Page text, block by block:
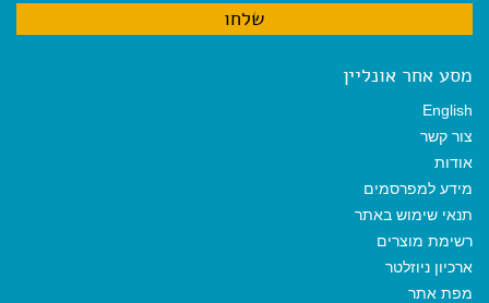
מסע אחר אונליין
English
צור קשר
אודות
מידע למפרסמים
תנאי שימוש באתר
רשימת מוצרים
ארכיון ניוזלטר
מפת אתר